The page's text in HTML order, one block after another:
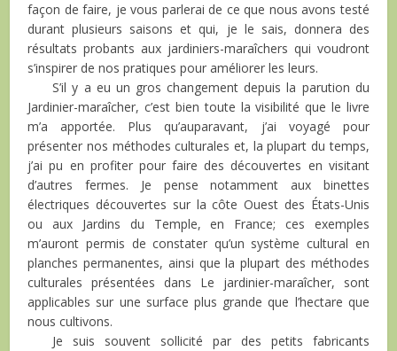
façon de faire, je vous parlerai de ce que nous avons testé
durant plusieurs saisons et qui, je le sais, donnera des
résultats probants aux jardiniers-maraîchers qui voudront
s’inspirer de nos pratiques pour améliorer les leurs.
S’il y a eu un gros changement depuis la parution du
Jardinier-maraîcher, c’est bien toute la visibilité que le livre
m’a apportée. Plus qu’auparavant, j’ai voyagé pour
présenter nos méthodes culturales et, la plupart du temps,
j’ai pu en profiter pour faire des découvertes en visitant
d’autres fermes. Je pense notamment aux binettes
électriques découvertes sur la côte Ouest des États-Unis
ou aux Jardins du Temple, en France; ces exemples
m’auront permis de constater qu’un système cultural en
planches permanentes, ainsi que la plupart des méthodes
culturales présentées dans Le jardinier-maraîcher, sont
applicables sur une surface plus grande que l’hectare que
nous cultivons.
Je suis souvent sollicité par des petits fabricants